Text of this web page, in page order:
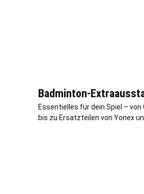
Badminton-
Essentielles für dein Spiel –
bis zu Ersatzteilen von Yonex